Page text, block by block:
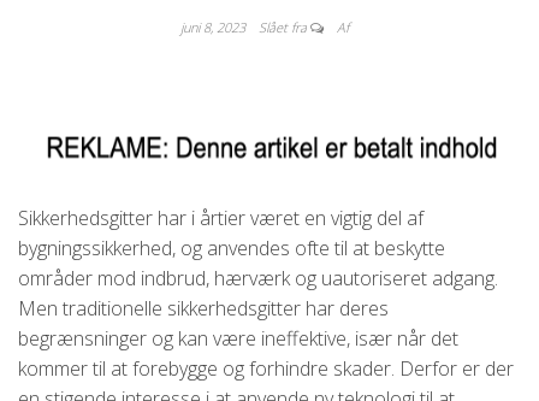
juni 8, 2023 Slået fra Af
Sikkerhedsgitter har i årtier været en vigtig del af
bygningssikkerhed, og anvendes ofte til at beskytte
områder mod indbrud, hærværk og uautoriseret adgang.
Men traditionelle sikkerhedsgitter har deres
begrænsninger og kan være ineffektive, især når det
kommer til at forebygge og forhindre skader. Derfor er der